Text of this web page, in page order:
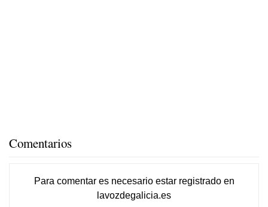
Comentarios
Para comentar es necesario estar registradoen
lavozdegalicia.es